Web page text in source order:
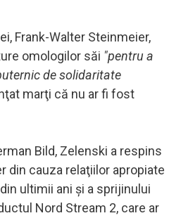
Frank-Walter Steinmeier,
omologilor săi "pentru a
de solidaritate
marţi că nu ar fi fost
Bild, Zelenski a respins
din cauza relaţiilor apropiate
ultimii ani şi a sprijinului
Nord Stream 2, care ar